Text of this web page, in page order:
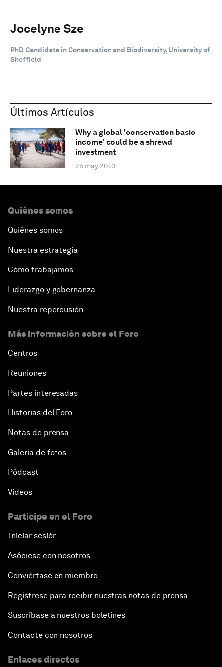
Jocelyne Sze
PhD Candidate in Conservation and Biodiversity, University of
Sheffield
Últimos Artículos
Why a global 'conservation basic
income' could be a shrewd
investment
25 may 2023
Quiénes somos
Quiénes somos
Nuestra estrategia
Cómo trabajamos
Liderazgo y gobernanza
Nuestra repercusión
Más información sobre el Foro
Centros
Reuniones
Partes interesadas
Historias del Foro
Notas de prensa
Galería de fotos
Pódcast
Vídeos
Participe en el Foro
Iniciar sesión
Asóciese con nosotros
Conviértase en miembro
Regístrese para recibir nuestras notas de prensa
Suscríbase a nuestros boletines
Contacte con nosotros
Enlaces directos